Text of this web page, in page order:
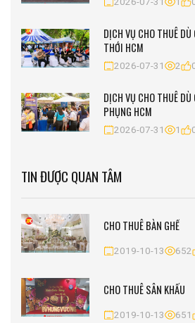
DỊCH VỤ CHO THUÊ
THỚI HCM
2026-07-31 2
DỊCH VỤ CHO THUÊ
PHỤNG HCM
2026-07-31 1
TIN ĐƯỢC QUAN TÂM
CHO THUÊ BÀN GHẾ
2019-10-13 652
CHO THUÊ SÂN KHẤU
2019-10-13 651